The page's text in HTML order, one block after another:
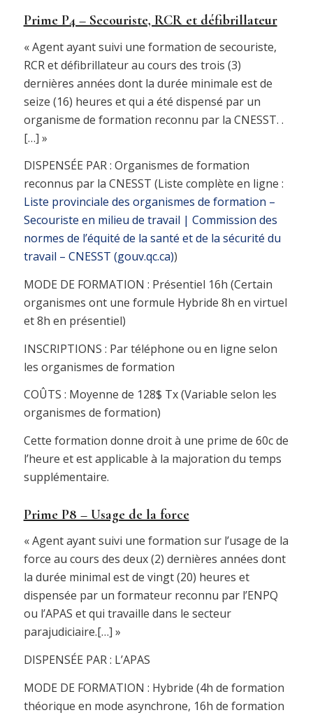
Prime P4 – Secouriste, RCR et défibrillateur
« Agent ayant suivi une formation de secouriste,
RCR et défibrillateur au cours des trois (3)
dernières années dont la durée minimale est de
seize (16) heures et qui a été dispensé par un
organisme de formation reconnu par la CNESST. .
[…] »
DISPENSÉE PAR : Organismes de formation
reconnus par la CNESST (Liste complète en ligne :
Liste provinciale des organismes de formation –
Secouriste en milieu de travail | Commission des
normes de l’équité de la santé et de la sécurité du
travail – CNESST (gouv.qc.ca))
MODE DE FORMATION : Présentiel 16h (Certain
organismes ont une formule Hybride 8h en virtuel
et 8h en présentiel)
INSCRIPTIONS : Par téléphone ou en ligne selon
les organismes de formation
COÛTS : Moyenne de 128$ Tx (Variable selon les
organismes de formation)
Cette formation donne droit à une prime de 60c de
l’heure et est applicable à la majoration du temps
supplémentaire.
Prime P8 – Usage de la force
« Agent ayant suivi une formation sur l’usage de la
force au cours des deux (2) dernières années dont
la durée minimal est de vingt (20) heures et
dispensée par un formateur reconnu par l’ENPQ
ou l’APAS et qui travaille dans le secteur
parajudiciaire.[…] »
DISPENSÉE PAR : L’APAS
MODE DE FORMATION : Hybride (4h de formation
théorique en mode asynchrone, 16h de formation